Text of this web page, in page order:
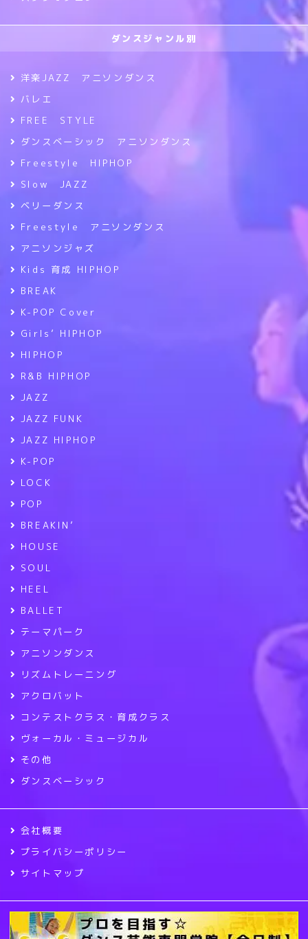
ダンスジャンル別
洋楽JAZZ アニソンダンス
バレエ
FREE STYLE
ダンスベーシック アニソンダンス
Freestyle HIPHOP
Slow JAZZ
ベリーダンス
Freestyle アニソンダンス
アニソンジャズ
Kids 育成 HIPHOP
BREAK
K-POP Cover
Girls’ HIPHOP
HIPHOP
R&B HIPHOP
JAZZ
JAZZ FUNK
JAZZ HIPHOP
K-POP
LOCK
POP
BREAKIN’
HOUSE
SOUL
HEEL
BALLET
テーマパーク
アニソンダンス
リズムトレーニング
アクロバット
コンテストクラス・育成クラス
ヴォーカル・ミュージカル
その他
ダンスベーシック
会社概要
プライバシーポリシー
サイトマップ